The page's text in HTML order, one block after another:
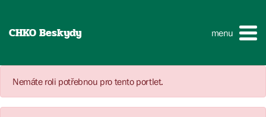
CHKO Beskydy menu
Nemáte roli potřebnou pro tento portlet.